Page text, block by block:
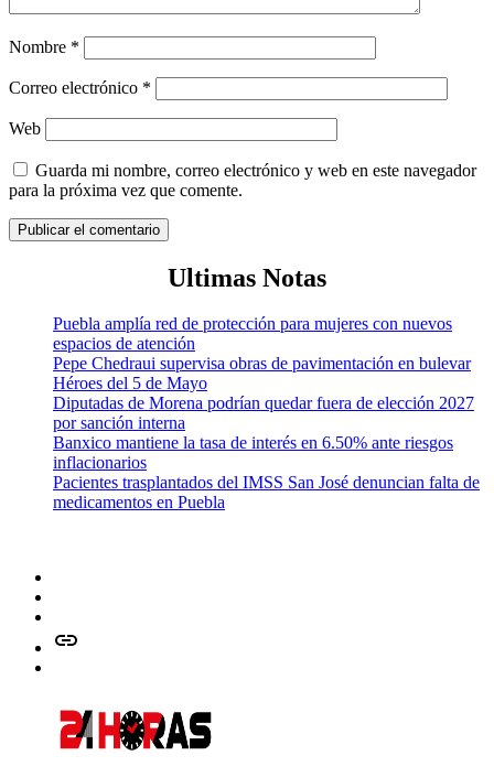
Nombre *
Correo electrónico *
Web
Guarda mi nombre, correo electrónico y web en este navegador
para la próxima vez que comente.
Ultimas Notas
Puebla amplía red de protección para mujeres con nuevos
espacios de atención
Pepe Chedraui supervisa obras de pavimentación en bulevar
Héroes del 5 de Mayo
Diputadas de Morena podrían quedar fuera de elección 2027
por sanción interna
Banxico mantiene la tasa de interés en 6.50% ante riesgos
inflacionarios
Pacientes trasplantados del IMSS San José denuncian falta de
medicamentos en Puebla
issuu